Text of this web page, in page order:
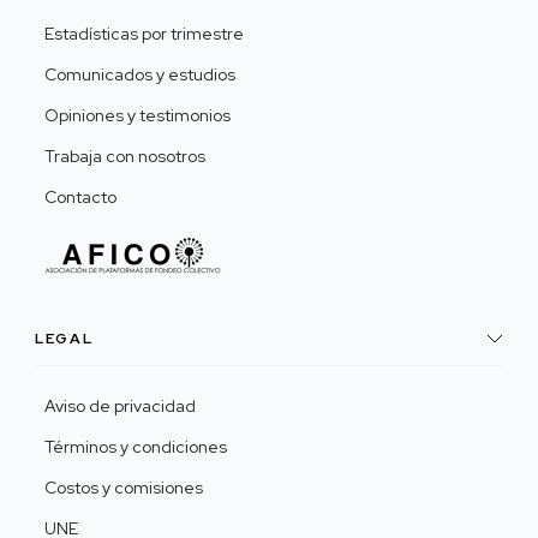
Estadísticas por trimestre
Comunicados y estudios
Opiniones y testimonios
Trabaja con nosotros
Contacto
LEGAL
Aviso de privacidad
Términos y condiciones
Costos y comisiones
UNE